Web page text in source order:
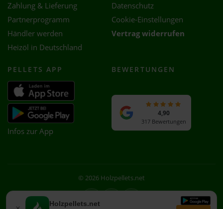
Holzpellets.net
Zahlung & Lieferung
Partnerprogramm
Händler werden
Heizöl in Deutschland
Datenschutz
Cookie-Einstellungen
Vertrag widerrufen
PELLETS APP
Infos zur App
BEWERTUNGEN
4,90
317 Bewertungen
© 2026 Holzpellets.net
Facebook